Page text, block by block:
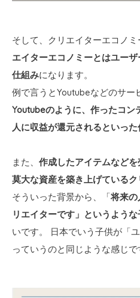
そして、クリエイターエコノミ
エイターエコノミーとはユー
仕組みになります。
例で言うとYoutubeなどのサー
Youtubeのように、作ったコン
人に収益が還元されるといっ
また、 作成したアイテムなどを
莫大な資産を築き上げている
そういった背景から、「将来の
リエイターです」というよう
いです。 日本でいう子供が「
っていうのと同じような感じで